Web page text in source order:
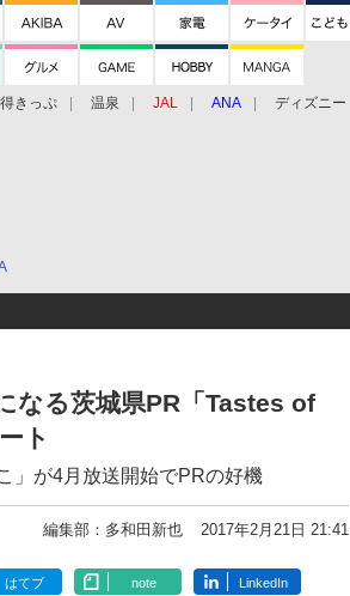
きっぷ 温泉 JAL ANA ディズニー
なる茨城県PR「Tastes of
ト
」が4月放送開始でPRの好機
編集部：多和田新也 2017年2月21日 21:41
はてブ note LinkedIn